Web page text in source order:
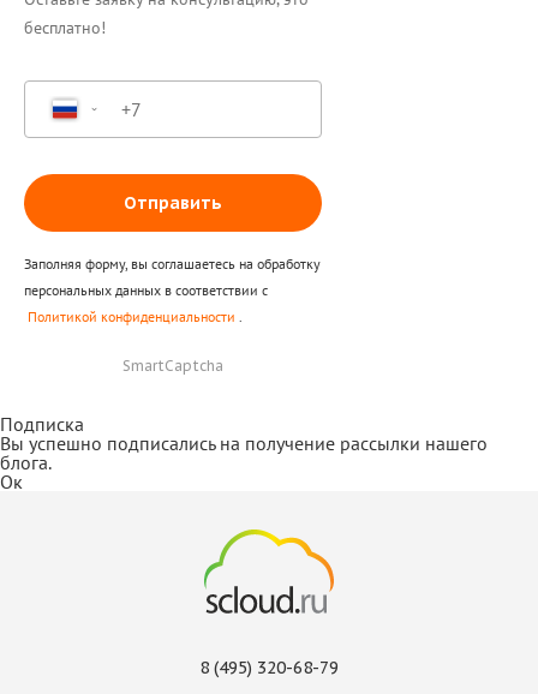
бесплатно!
Отправить
Заполняя форму, вы соглашаетесь на обработку
персональных данных в соответствии с
Политикой конфиденциальности
SmartCaptcha
Подписка
Вы успешно подписались на получение рассылки нашего
блога.
Ок
8 (495) 320-68-79